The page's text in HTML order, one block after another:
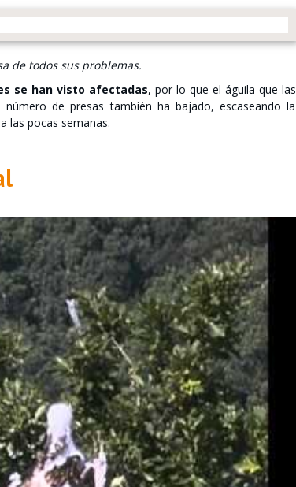
de todos sus problemas.
se han visto afectadas, por lo que el águila que las
de presas también ha bajado, escaseando la
las pocas semanas.